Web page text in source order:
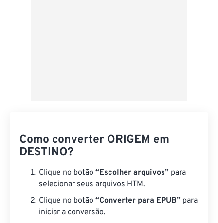
Como converter ORIGEM em
DESTINO?
Clique no botão “Escolher arquivos” para
selecionar seus arquivos HTM.
Clique no botão “Converter para EPUB” para
iniciar a conversão.